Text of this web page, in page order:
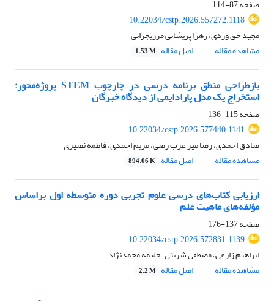
صفحه87-114
10.22034/cstp.2026.557272.1118
مجید حق وردی، زهرا پریشانی مرزیجرانی
مشاهده مقاله
اصل مقاله 1.53 M
بازطراحی منطق برنامه درسی در چارچوب STEM پروژه‌محور:
استخراج یک مدل پارادایمی از دیدگاه خبرگان
صفحه115-136
10.22034/cstp.2026.577440.1141
صادق احمدی، رضا میر عرب رضی، مریم احمدی، فاطمه نصیری
مشاهده مقاله
اصل مقاله 894.06 K
ارزیابی کتاب‌های درسی علوم تجربی دوره متوسطه اول براساس
مؤلفه‌های ماهیت علم
صفحه137-176
10.22034/cstp.2026.572831.1139
ابراهیم زارعی، مصطفی شربتی، حلیمه محمدنژاد
مشاهده مقاله
اصل مقاله 2.2 M